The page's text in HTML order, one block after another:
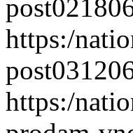
https:/
https:/